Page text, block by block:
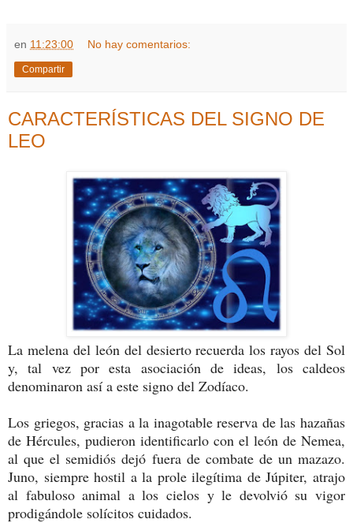
en 11:23:00 No hay comentarios:
Compartir
CARACTERÍSTICAS DEL SIGNO DE
LEO
La melena del león del desierto recuerda los rayos del Sol
y, tal vez por esta asociación de ideas, los caldeos
denominaron así a este signo del Zodíaco.
Los griegos, gracias a la inagotable reserva de las hazañas
de Hércules, pudieron identificarlo con el león de Nemea,
al que el semidiós dejó fuera de combate de un mazazo.
Juno, siempre hostil a la prole ilegítima de Júpiter, atrajo
al fabuloso animal a los cielos y le devolvió su vigor
prodigándole solícitos cuidados.